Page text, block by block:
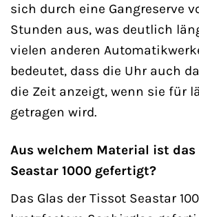
sich durch eine Gangreserve
Stunden aus, was deutlich
vielen anderen
bedeutet, dass die Uhr auch
die Zeit anzeigt, wenn sie für
getragen wird.
Aus welchem Material ist das
Seastar 1000 gefertigt?
Das Glas der Tissot Seastar